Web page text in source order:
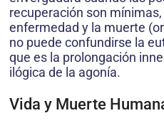
recuperación son
enfermedad y la muerte
no puede confundirse la
que es la prolongación
ilógica de la agonía.
Vida y Muerte